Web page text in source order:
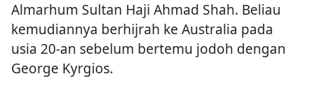
Almarhum Sultan Haji Ahmad Shah. Beliau
kemudiannya berhijrah ke Australia pada
usia 20-an sebelum bertemu jodoh dengan
George Kyrgios.